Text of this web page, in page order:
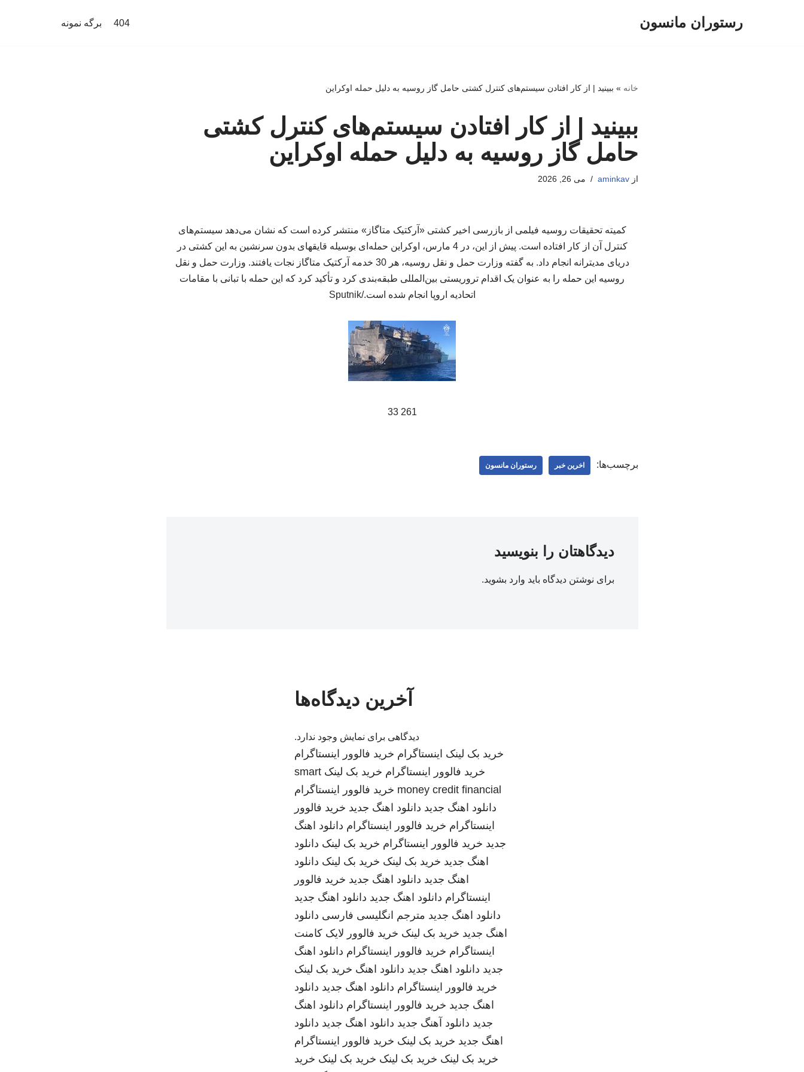
رستوران مانسون 404 برگه نمونه
خانه » ببینید | از کار افتادن سیستم‌های کنترل کشتی حامل گاز روسیه به دلیل حمله اوکراین
ببینید | از کار افتادن سیستم‌های کنترل کشتی
حامل گاز روسیه به دلیل حمله اوکراین
ازaminkav می 26, 2026
کمیته تحقیقات روسیه فیلمی از بازرسی اخیر کشتی «آرکتیک متاگاز» منتشر کرده است که نشان می‌دهد سیستم‌های
کنترل آن از کار افتاده است. پیش از این، در 4 مارس، اوکراین حمله‌ای بوسیله قایقهای بدون سرنشین به این کشتی در
دریای مدیترانه انجام داد. به گفته وزارت حمل و نقل روسیه، هر 30 خدمه آرکتیک متاگاز نجات یافتند. وزارت حمل و نقل
روسیه این حمله را به عنوان یک اقدام تروریستی بین‌المللی طبقه‌بندی کرد و تأکید کرد که این حمله با تبانی با مقامات
اتحادیه اروپا انجام شده است./Sputnik
261 33
برچسب‌ها: اخرین خبر رستوران مانسون
دیدگاهتان را بنویسید
برای نوشتن دیدگاه باید وارد بشوید.
آخرین دیدگاه‌ها
دیدگاهی برای نمایش وجود ندارد.
خرید بک لینک اینستاگرام خرید فالوور اینستاگرام
خرید فالوور اینستاگرام خرید بک لینک smart
money credit financial خرید فالوور اینستاگرام
دانلود اهنگ جدید دانلود اهنگ جدید خرید فالوور
اینستاگرام خرید فالوور اینستاگرام دانلود اهنگ
جدید خرید فالوور اینستاگرام خرید بک لینک دانلود
اهنگ جدید خرید بک لینک خرید بک لینک دانلود
اهنگ جدید دانلود اهنگ جدید خرید فالوور
اینستاگرام دانلود اهنگ جدید دانلود اهنگ جدید
دانلود اهنگ جدید مترجم انگلیسی فارسی دانلود
اهنگ جدید خرید بک لینک خرید فالوور لایک کامنت
اینستاگرام خرید فالوور اینستاگرام دانلود اهنگ
جدید دانلود اهنگ جدید دانلود اهنگ خرید بک لینک
خرید فالوور اینستاگرام دانلود اهنگ جدید دانلود
اهنگ جدید خرید فالوور اینستاگرام دانلود اهنگ
جدید دانلود آهنگ جدید دانلود اهنگ جدید دانلود
اهنگ جدید خرید بک لینک خرید فالوور اینستاگرام
خرید بک لینک خرید بک لینک خرید بک لینک خرید